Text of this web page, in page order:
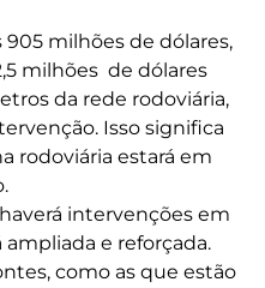
905 milhões de dólares,
milhões de dólares
da rede rodoviária,
Isso significa
rodoviária estará em
intervenções em
ampliada e reforçada.
como as que estão